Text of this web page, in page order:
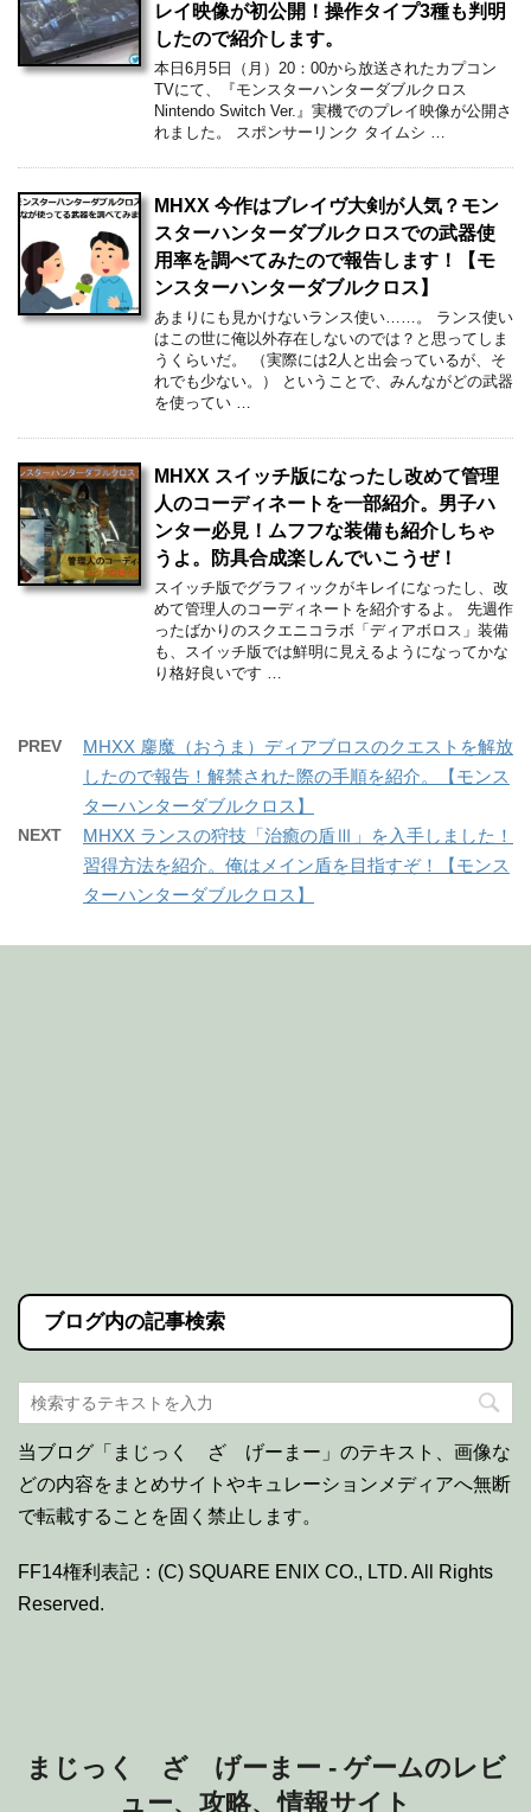
レイ映像が初公開！操作タイプ3種も判明
したので紹介します。
本日6月5日（月）20：00から放送されたカプコン
TVにて、『モンスターハンターダブルクロス
Nintendo Switch Ver.』実機でのプレイ映像が公開さ
れました。 スポンサーリンク タイムシ …
MHXX 今作はブレイヴ大剣が人気？モン
スターハンターダブルクロスでの武器使
用率を調べてみたので報告します！【モ
ンスターハンターダブルクロス】
あまりにも見かけないランス使い……。 ランス使い
はこの世に俺以外存在しないのでは？と思ってしま
うくらいだ。 （実際には2人と出会っているが、そ
れでも少ない。） ということで、みんながどの武器
を使ってい …
MHXX スイッチ版になったし改めて管理
人のコーディネートを一部紹介。男子ハ
ンター必見！ムフフな装備も紹介しちゃ
うよ。防具合成楽しんでいこうぜ！
スイッチ版でグラフィックがキレイになったし、改
めて管理人のコーディネートを紹介するよ。 先週作
ったばかりのスクエニコラボ「ディアボロス」装備
も、スイッチ版では鮮明に見えるようになってかな
り格好良いです …
PREV
MHXX 鏖魔（おうま）ディアブロスのクエストを解放
したので報告！解禁された際の手順を紹介。【モンス
ターハンターダブルクロス】
NEXT
MHXX ランスの狩技「治癒の盾Ⅲ」を入手しました！
習得方法を紹介。俺はメイン盾を目指すぞ！【モンス
ターハンターダブルクロス】
ブログ内の記事検索
当ブログ「まじっく ざ げーまー」のテキスト、画像な
どの内容をまとめサイトやキュレーションメディアへ無断
で転載することを固く禁止します。
FF14権利表記：(C) SQUARE ENIX CO., LTD. All Rights
Reserved.
まじっく ざ げーまー - ゲームのレビ
ュー、攻略、情報サイト